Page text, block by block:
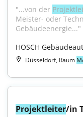
"...von der
Meister- oder
Gebäudeenergie..."
HOSCH
Düsseldorf, Raum
Projektleiter/in